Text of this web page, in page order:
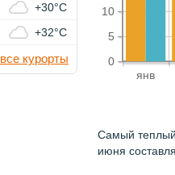
янв
0
5
10
Самый
июня
+30°C
+32°C
все курорты